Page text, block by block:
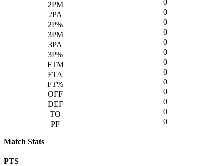
0
0
0
0
0
0
0
0
0
0
0
0
0
Match Stats
PTS